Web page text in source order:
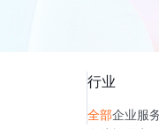
行业
全部企业服